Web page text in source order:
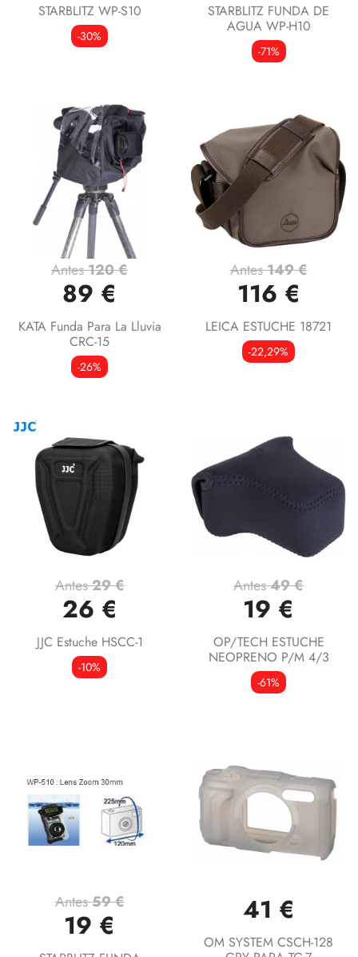
STARBLITZ WP-S10
-30%
STARBLITZ FUNDA DE
AGUA WP-H10
-71%
Antes120 €
89 €
KATA Funda Para La Lluvia
CRC-15
-26%
Antes149 €
116 €
LEICA ESTUCHE 18721
-22,29%
Antes29 €
26 €
JJC Estuche HSCC-1
-10%
Antes49 €
19 €
OP/TECH ESTUCHE
NEOPRENO P/M 4/3
-61%
Antes59 €
19 € 41 €
OM SYSTEM CSCH-128